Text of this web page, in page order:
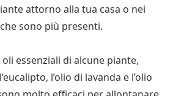
attorno alla tua casa o nei
sono più presenti.
oli essenziali di alcune piante,
l’olio di lavanda e l’olio